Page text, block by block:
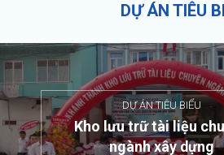
DỰ ÁN TIÊU
DỰ ÁN TIÊU BIỂU
Kho lưu trữ tài liệu
ngành xây dựng